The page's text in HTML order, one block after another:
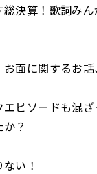
決算！歌詞み
お面に関するお
ピソードも混ざ
？
い！